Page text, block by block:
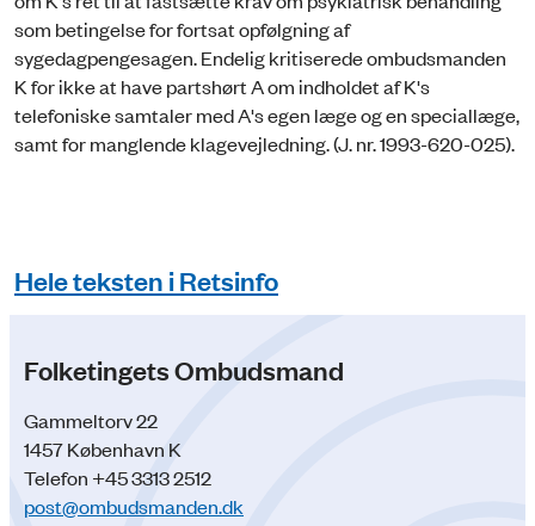
som betingelse for fortsat opfølgning af
sygedagpengesagen. Endelig kritiserede ombudsmanden
K for ikke at have partshørt A om indholdet af K's
telefoniske samtaler med A's egen læge og en speciallæge,
samt for manglende klagevejledning. (J. nr. 1993-620-025).
Hele teksten i Retsinfo
Folketingets Ombudsmand
Gammeltorv 22
1457 København K
Telefon +45 3313 2512
post@ombudsmanden.dk